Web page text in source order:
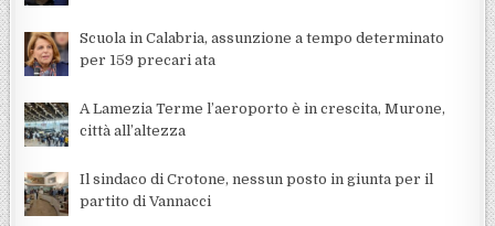
Scuola in Calabria, assunzione a tempo determinato
per 159 precari ata
A Lamezia Terme l’aeroporto è in crescita, Murone,
città all’altezza
Il sindaco di Crotone, nessun posto in giunta per il
partito di Vannacci